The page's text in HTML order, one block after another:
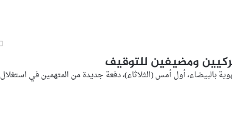
ومضيفين للتوقيف
بالبيضاء، أول أمس (الثلاثاء)، دفعة جديدة من المتهمين في استغلال